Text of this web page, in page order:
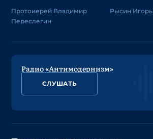
Протоиерей Владимир
Переслегин
Рысин Игорь
Радио «Антимодернизм»
СЛУШАТЬ